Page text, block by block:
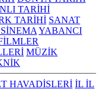
TARİHİ
TARİHİ SANAT
YABANCI
MÜZİK
HAVADİSLERİ İL İL